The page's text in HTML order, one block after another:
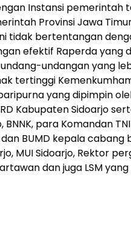
Instansi pemerintah
Provinsi Jawa
tidak bertentangan
efektif Raperda yang
undangan yang
tertinggi
yang dipimpin
Kabupaten Sidoarjo
BNNK, para Komandan
BUMD kepala
MUI Sidoarjo, Rektor
dan juga LSM